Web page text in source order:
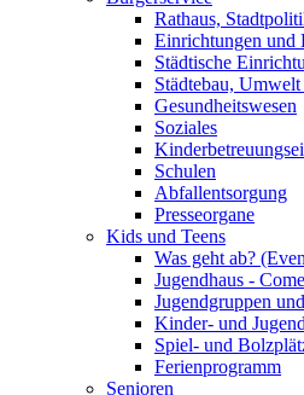
Rathaus,
Einrichtungen und
Städtische
Städtebau,
Gesundheitswesen
Soziales
Schulen
Abfallentsorgung
Presseorgane
Kids und Teens
Was geht ab?
Jugendhaus -
Jugendgruppen
Kinder- und
Spiel- und
Ferienprogramm
Senioren